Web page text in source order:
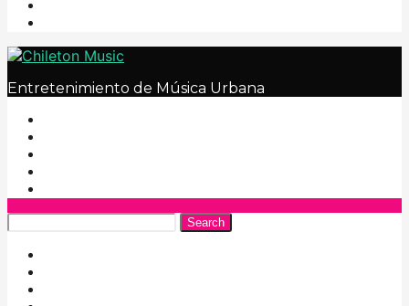
Entretenimiento de Música Urbana
Search